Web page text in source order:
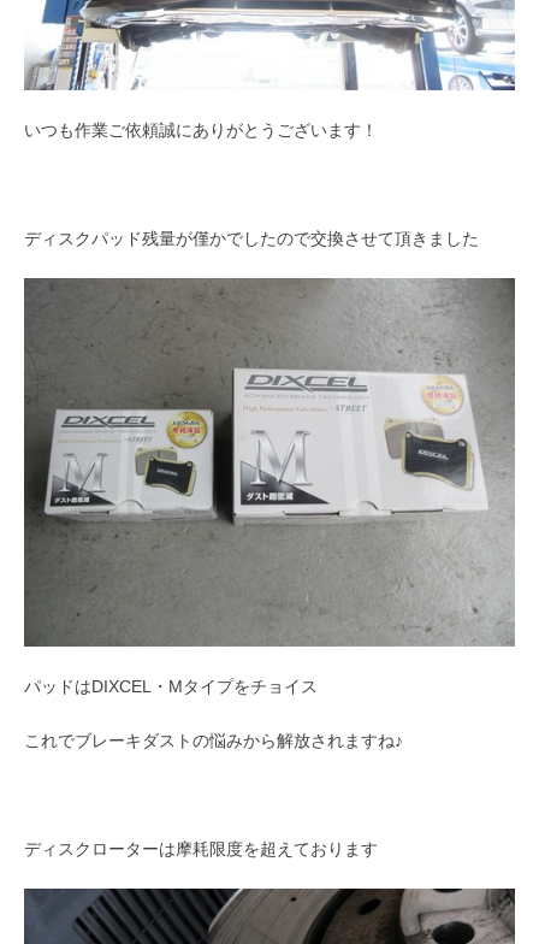
いつも作業ご依頼誠にありがとうございます！
ディスクパッド残量が僅かでしたので交換させて頂きました
パッドはDIXCEL・Mタイプをチョイス
これでブレーキダストの悩みから解放されますね♪
ディスクローターは摩耗限度を超えております